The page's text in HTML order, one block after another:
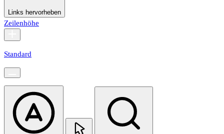
Links hervorheben
Zeilenhöhe
Standard